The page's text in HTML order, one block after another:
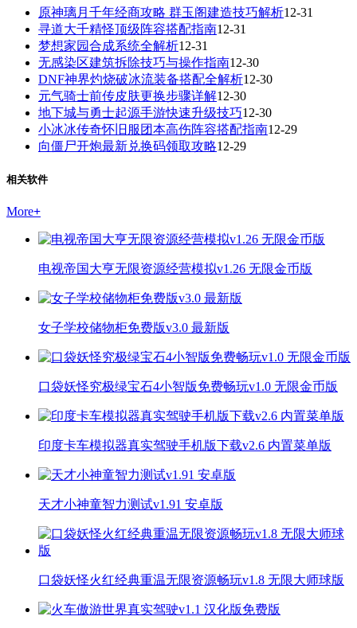
原神璃月千年经商攻略 群玉阁建造技巧解析12-31
寻道大千精怪顶级阵容搭配指南12-31
梦想家园合成系统全解析12-31
无感染区建筑拆除技巧与操作指南12-30
DNF神界灼烧破冰流装备搭配全解析12-30
元气骑士前传皮肤更换步骤详解12-30
地下城与勇士起源手游快速升级技巧12-30
小冰冰传奇怀旧服团本高伤阵容搭配指南12-29
向僵尸开炮最新兑换码领取攻略12-29
相关软件
More+
电视帝国大亨无限资源经营模拟v1.26 无限金币版
女子学校储物柜免费版v3.0 最新版
口袋妖怪究极绿宝石4小智版免费畅玩v1.0 无限金币版
印度卡车模拟器真实驾驶手机版下载v2.6 内置菜单版
天才小神童智力测试v1.91 安卓版
口袋妖怪火红经典重温无限资源畅玩v1.8 无限大师球版